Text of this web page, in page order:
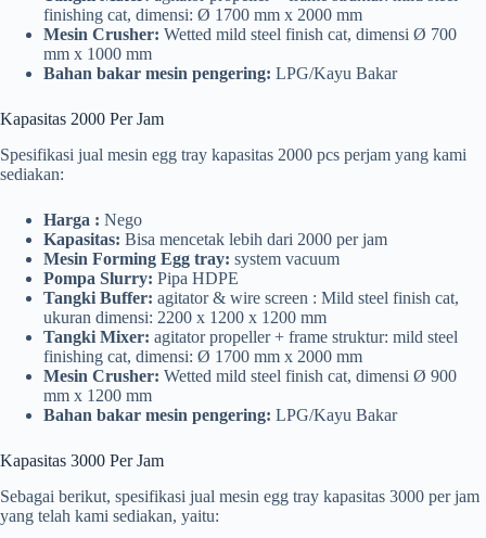
finishing cat, dimensi: Ø 1700 mm x 2000 mm
Mesin Crusher: Wetted mild steel finish cat, dimensi Ø 700
mm x 1000 mm
Bahan bakar mesin pengering: LPG/Kayu Bakar
Kapasitas 2000 Per Jam
Spesifikasi jual mesin egg tray kapasitas 2000 pcs perjam yang kami
sediakan:
Harga : Nego
Kapasitas: Bisa mencetak lebih dari 2000 per jam
Mesin Forming Egg tray: system vacuum
Pompa Slurry: Pipa HDPE
Tangki Buffer: agitator & wire screen : Mild steel finish cat,
ukuran dimensi: 2200 x 1200 x 1200 mm
Tangki Mixer: agitator propeller + frame struktur: mild steel
finishing cat, dimensi: Ø 1700 mm x 2000 mm
Mesin Crusher: Wetted mild steel finish cat, dimensi Ø 900
mm x 1200 mm
Bahan bakar mesin pengering: LPG/Kayu Bakar
Kapasitas 3000 Per Jam
Sebagai berikut, spesifikasi jual mesin egg tray kapasitas 3000 per jam
yang telah kami sediakan, yaitu: